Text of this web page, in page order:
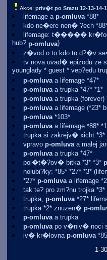
Akce: priv�t po Srazu 12-13-14-
lifemage a p-omluva*88*
kdo ne�ere nen� ?ech
lifemage: t�����
hub? p-omluva)
z�vod o to kdo to d?�v
tv nova uvad� epizodu ze
younglady * guest * vep?edu
p-omluvaa lifemage *47*
p-omluvaa trupka *47* *1*
p-omluvaa trupka (forever)
p-omluvaa lifemage (*23*
p-omluva*103*
p-omluvaa lifemage *88*
trupka si zakrejv� xicht
vpravo p-omluvaa malej
p-omluvaa trupka *47*
pol�t�?ov� bitka *3* *3*
holubi?ky: *85* *27* *3*
*27* p-omluvaa lifemage
tak te? pro zm?nu trojka
trupka, p-omluva*27*
trupka *2* znuzen� p-
p-omluvaa trupka
p-omluvapo v�niv� noci s
lv� kr�lovna p-omluva
1-30